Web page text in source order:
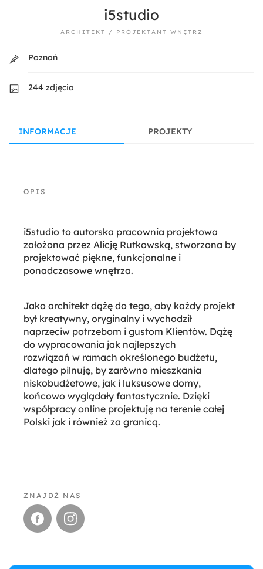
i5studio
ARCHITEKT / PROJEKTANT WNĘTRZ
Poznań
244 zdjęcia
INFORMACJE PROJEKTY
i5studio to autorska pracownia projektowa
założona przez Alicję Rutkowską, stworzona by
projektować piękne, funkcjonalne i
ponadczasowe wnętrza.
Jako architekt dążę do tego, aby każdy projekt
był kreatywny, oryginalny i wychodził
naprzeciw potrzebom i gustom Klientów. Dążę
do wypracowania jak najlepszych
rozwi​ą​za​ń​ w ramach okre​ś​lonego bud​ż​etu,
dlatego pilnuję, by zarówno mieszkania
niskobudżetowe, jak i luksusowe domy,
końcowo wyglądały fantastycznie. Dzięki
współpracy online projektuję na terenie całej
Polski jak i również za granicą.
ZNAJDŹ NAS